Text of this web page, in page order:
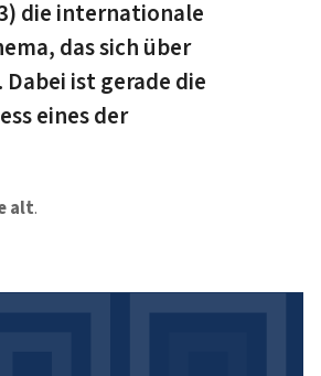
die internationale
das sich über
ist gerade die
eines der
alt.